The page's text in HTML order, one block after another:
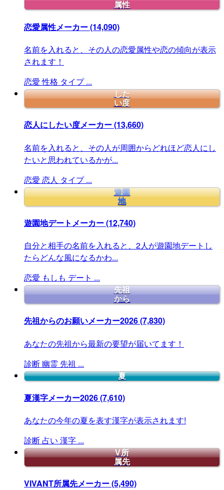
属性
恋愛属性メーカー(14,090)
名前を入れると、その人の恋愛属性や恋の傾向が表示
されます！
恋愛 性格 タイプ ...
した
い度
恋人にしたい度メーカー(13,660)
名前を入れると、その人が周囲からどれほど恋人にし
たいと思われているかが...
恋愛 恋人 タイプ ...
遊園
地
遊園地デートメーカー(12,740)
自分と相手の名前を入れると、2人が遊園地デートし
たらどんな風になるかわ...
恋愛 もしも デート ...
先祖
から
先祖からのお願いメーカー2026(7,830)
あなたの先祖から最新の要望が届いてます！
診断 幽霊 先祖 ...
夏
夏漢字メーカー2026(7,610)
あなたの今年の夏を表す漢字が表示されます!
診断 占い 漢字 ...
V所
属先
VIVANT所属先メーカー(5,490)